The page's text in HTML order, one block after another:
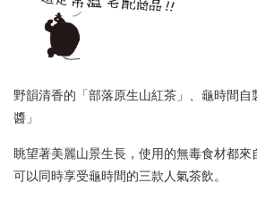
野韻清香的「部落原生山紅茶」、龜時間
醬」
眺望著美麗山景生長，使用的無毒食材都來
可以同時享受龜時間的三款人氣茶飲。